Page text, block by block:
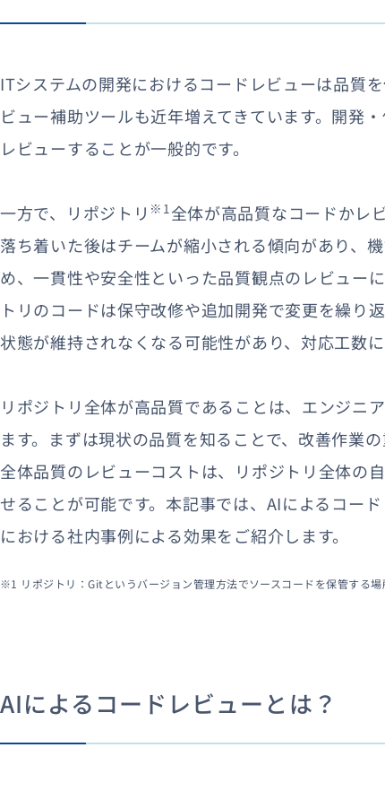
ITシステムの開発におけるコードレビューは品質
ビュー補助ツールも近年増えてきています。開発
レビューすることが一般的です。
一方で、リポジトリ ※1全体が高品質なコードかレ
落ち着いた後はチームが縮小される傾向があり、
め、一貫性や安全性といった品質観点のレビュー
トリのコードは保守改修や追加開発で変更を繰り
状態が維持されなくなる可能性があり、対応工数
リポジトリ全体が高品質であることは、エンジニ
ます。まずは現状の品質を知ることで、改善作業
全体品質のレビューコストは、リポジトリ全体の
せることが可能です。本記事では、AIによるコー
における社内事例による効果をご紹介します。
※1 リポジトリ：Gitというバージョン管理方法でソースコードを保管する場
AIによるコードレビューとは？